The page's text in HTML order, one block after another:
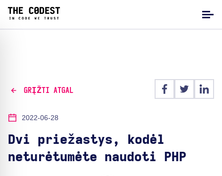
GRĮŽTI ATGAL
2022-06-28
Dvi priežastys, kodėl
neturėtumėte naudoti PHP